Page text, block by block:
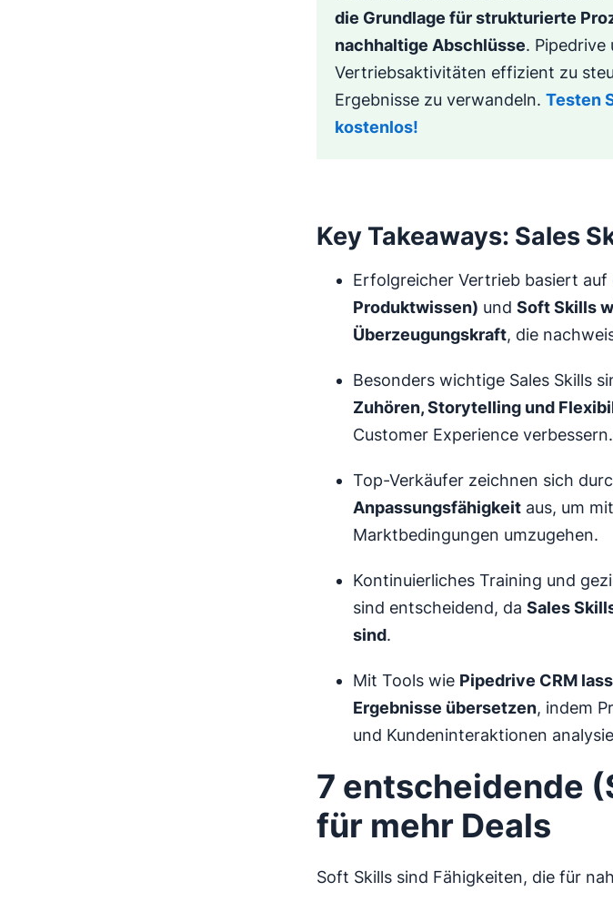
die Grundlage für strukturierte
nachhaltige Abschlüsse.
Vertriebsaktivitäten effizient zu
Ergebnisse zu verwandeln. Testen
kostenlos!
Key Takeaways: Sales
Erfolgreicher Vertrieb basiert auf
Produktwissen) und Soft Skills
Überzeugungskraft, die
Besonders wichtige Sales Skills
Zuhören, Storytelling und
Customer Experience verbessern.
Top-Verkäufer zeichnen sich
Anpassungsfähigkeit aus, um
Marktbedingungen umzugehen.
Kontinuierliches Training und
sind entscheidend, da Sales
sind.
Mit Tools wie Pipedrive CRM
Ergebnisse übersetzen, indem
und Kundeninteraktionen
7 entscheidende
für mehr Deals
Soft Skills sind Fähigkeiten, die für